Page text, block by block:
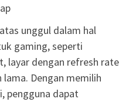
unggul dalam hal
gaming, seperti
layar dengan refresh rate
Dengan memilih
pengguna dapat